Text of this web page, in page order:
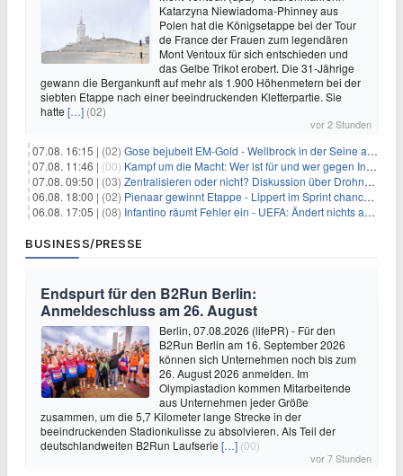
Katarzyna Niewiadoma-Phinney aus
Polen hat die Königsetappe bei der Tour
de France der Frauen zum legendären
Mont Ventoux für sich entschieden und
das Gelbe Trikot erobert. Die 31-Jährige
gewann die Bergankunft auf mehr als 1.900 Höhenmetern bei der
siebten Etappe nach einer beeindruckenden Kletterpartie. Sie
hatte […] (02)
vor 2 Stunden
07.08. 16:15 | (02) Gose bejubelt EM-Gold - Wellbrock in der Seine ausgebremst
07.08. 11:46 | (00) Kampf um die Macht: Wer ist für und wer gegen Infantino?
07.08. 09:50 | (03) Zentralisieren oder nicht? Diskussion über Drohnenabwehr
06.08. 18:00 | (02) Pienaar gewinnt Etappe - Lippert im Sprint chancenlos
06.08. 17:05 | (08) Infantino räumt Fehler ein - UEFA: Ändert nichts an Boykott
BUSINESS/PRESSE
Endspurt für den B2Run Berlin:
Anmeldeschluss am 26. August
Berlin, 07.08.2026 (lifePR) - Für den
B2Run Berlin am 16. September 2026
können sich Unternehmen noch bis zum
26. August 2026 anmelden. Im
Olympiastadion kommen Mitarbeitende
aus Unternehmen jeder Größe
zusammen, um die 5,7 Kilometer lange Strecke in der
beeindruckenden Stadionkulisse zu absolvieren. Als Teil der
deutschlandweiten B2Run Laufserie […] (00)
vor 7 Stunden